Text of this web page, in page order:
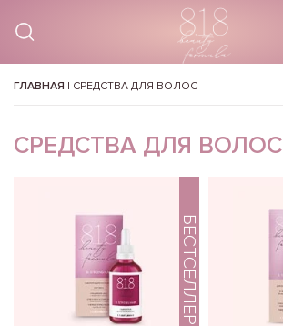
ГЛАВНАЯ | СРЕДСТВА ДЛЯ ВОЛОС
СРЕДСТВА ДЛЯ ВОЛОС
БЕСТСЕЛЛЕР